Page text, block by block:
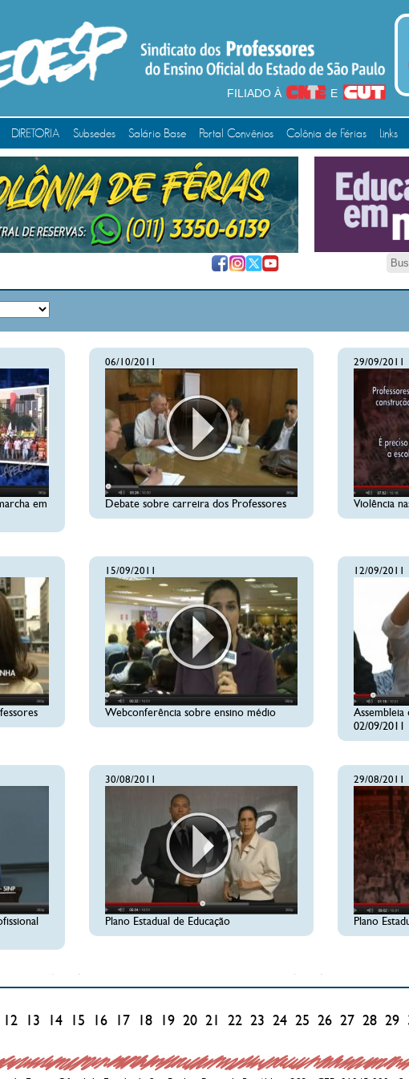
FILIADO À E
DIRETORIA Subsedes Salário Base Portal Convênios Colônia de Férias Links
em
06/10/2011
Debate sobre carreira dos Professores
29/09/2011
Violência
15/09/2011
Webconferência sobre ensino médio
12/09/2011
Assembleia
02/09/2011
30/08/2011
Plano Estadual de Educação
29/08/2011
Plano
12 13 14 15 16 17 18 19 20 21 22 23 24 25 26 27 28 29